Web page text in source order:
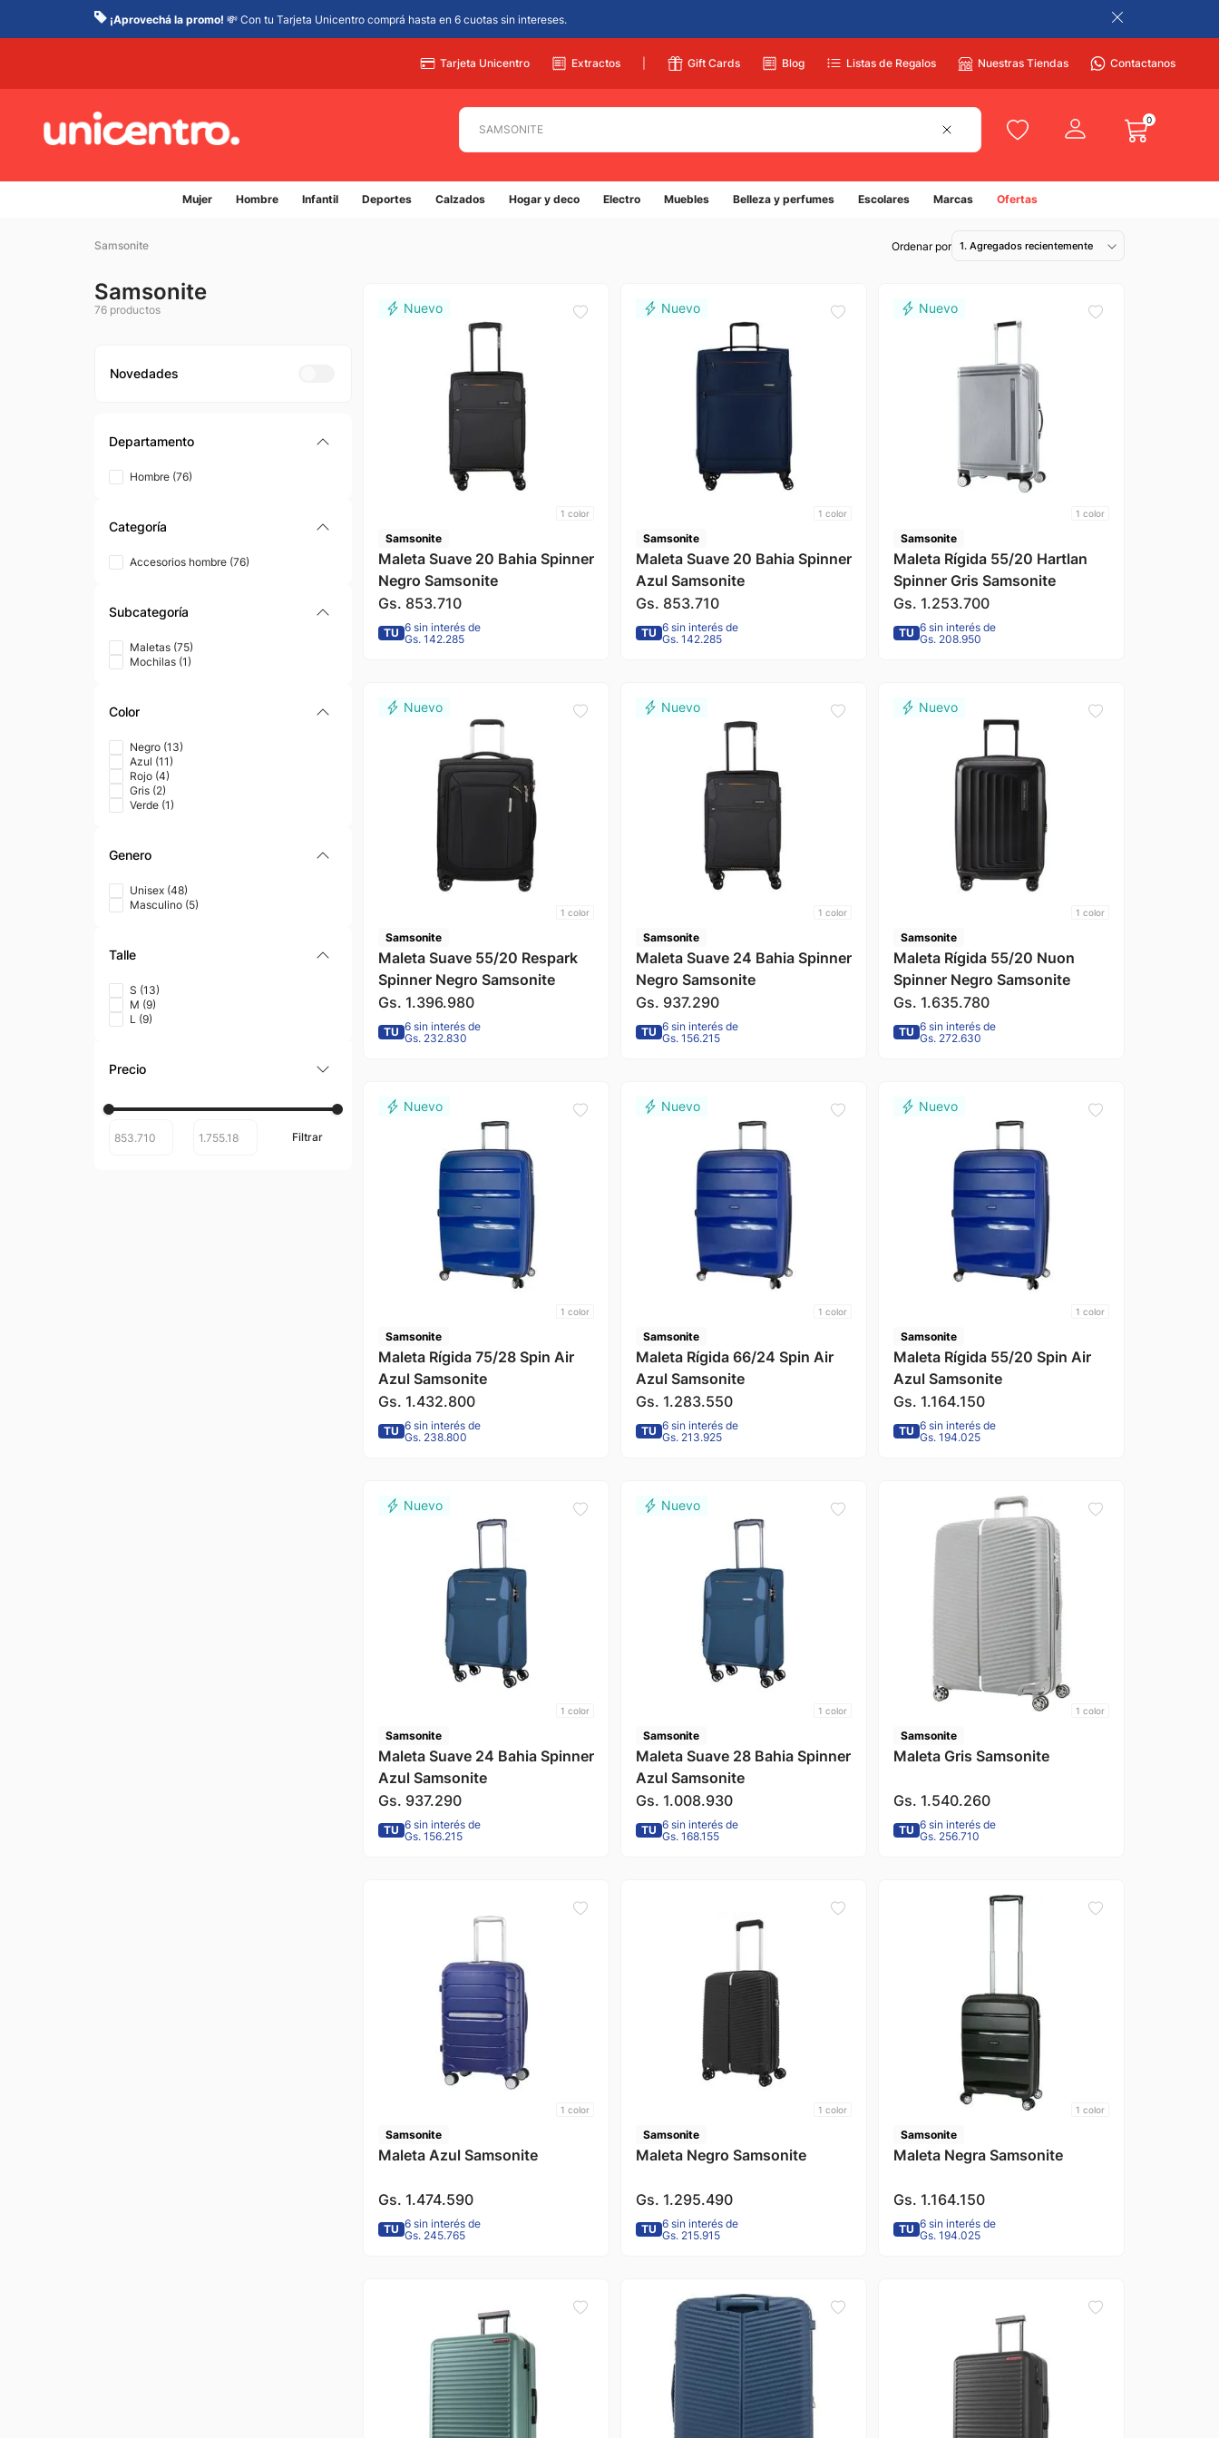
¡Aprovechá la promo! 💸 Con tu Tarjeta Unicentro comprá hasta en 6 cuotas sin intereses.
Tarjeta Unicentro Extractos Gift Cards Blog Listas de Regalos Nuestras Tiendas Contactanos
0
Mujer Hombre Infantil Deportes Calzados Hogar y deco Electro Muebles Belleza y perfumes Escolares Marcas Ofertas
Samsonite 1. Agregados recientemente
Samsonite
76 productos
Departamento
Hombre (76)
Categoría
Accesorios hombre (76)
Subcategoría
Maletas (75)
Mochilas (1 )
Color
Negro (13)
Azul (11 )
Rojo (4)
Gris (2)
Verde (1 )
Genero
Unisex (48)
Masculino (5)
Novedades
Talle
S (13)
M (9)
L (9)
1 color
Samsonite
Maleta Suave 20 Bahia Spinner
Negro Samsonite
Gs. 853.710
TU 6 sin interés de
Gs. 142.285
1 color
Samsonite
Maleta Suave 20 Bahia Spinner
Azul Samsonite
Gs. 853.710
TU 6 sin interés de
Gs. 142.285
1 color
Samsonite
Maleta Rígida 55/20 Hartlan
Spinner Gris Samsonite
Gs. 1.253.700
TU 6 sin interés de
Gs. 208.950
1 color
Samsonite
Maleta Suave 55/20 Respark
Spinner Negro Samsonite
Gs. 1.396.980
TU 6 sin interés de
Gs. 232.830
1 color
Samsonite
Maleta Suave 24 Bahia Spinner
Negro Samsonite
Gs. 937.290
TU 6 sin interés de
Gs. 156.215
1 color
Samsonite
Maleta Rígida 55/20 Nuon
Spinner Negro Samsonite
Gs. 1.635.780
TU 6 sin interés de
Gs. 272.630
1 color
Samsonite
Maleta Rígida 75/28 Spin Air
Azul Samsonite
Gs. 1.432.800
TU 6 sin interés de
Gs. 238.800
1 color
Samsonite
Maleta Rígida 66/24 Spin Air
Azul Samsonite
Gs. 1.283.550
TU 6 sin interés de
Gs. 213.925
1 color
Samsonite
Maleta Rígida 55/20 Spin Air
Azul Samsonite
Gs. 1.164.150
TU 6 sin interés de
Gs. 194.025
1 color
Samsonite
Maleta Suave 24 Bahia Spinner
Azul Samsonite
Gs. 937.290
TU 6 sin interés de
Gs. 156.215
1 color
Samsonite
Maleta Suave 28 Bahia Spinner
Azul Samsonite
Gs. 1.008.930
TU 6 sin interés de
Gs. 168.155
1 color
Samsonite
Maleta Gris Samsonite
Gs. 1.540.260
TU 6 sin interés de
Gs. 256.710
1 color
Samsonite
Maleta Azul Samsonite
Gs. 1.474.590
TU 6 sin interés de
Gs. 245.765
1 color
Samsonite
Maleta Negro Samsonite
Gs. 1.295.490
TU 6 sin interés de
Gs. 215.915
1 color
Samsonite
Maleta Negra Samsonite
Gs. 1.164.150
TU 6 sin interés de
Gs. 194.025